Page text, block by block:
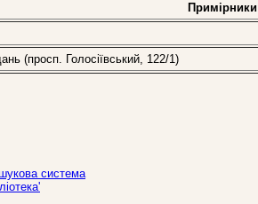
Примірники
(просп. Голосіївський, 122/1)
система